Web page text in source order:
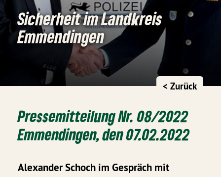
Sicherheit im Landkreis
Emmendingen
< Zurück
Pressemitteilung Nr. 08/2022
Emmendingen, den 07.02.2022
Alexander Schoch im Gespräch mit